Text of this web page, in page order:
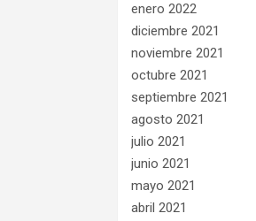
enero 2022
diciembre 2021
noviembre 2021
octubre 2021
septiembre 2021
agosto 2021
julio 2021
junio 2021
mayo 2021
abril 2021